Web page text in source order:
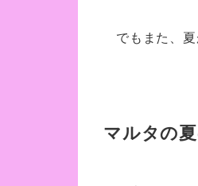
でもまた、
マルタの